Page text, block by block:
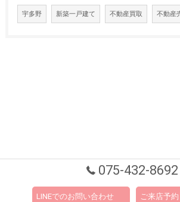
宇多野 新築一戸建て 不動産買取 不動産
075-432-8692
LINEでのお問い合わせ ご来店予